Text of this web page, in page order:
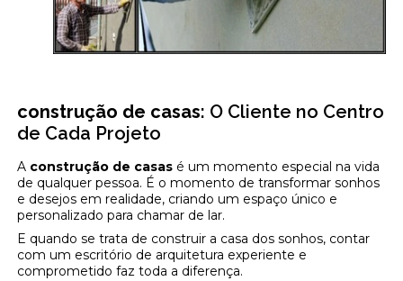
construção de casas: O Cliente no Centro
de Cada Projeto
A construção de casas é um momento especial na vida
de qualquer pessoa. É o momento de transformar sonhos
e desejos em realidade, criando um espaço único e
personalizado para chamar de lar.
E quando se trata de construir a casa dos sonhos, contar
com um escritório de arquitetura experiente e
comprometido faz toda a diferença.